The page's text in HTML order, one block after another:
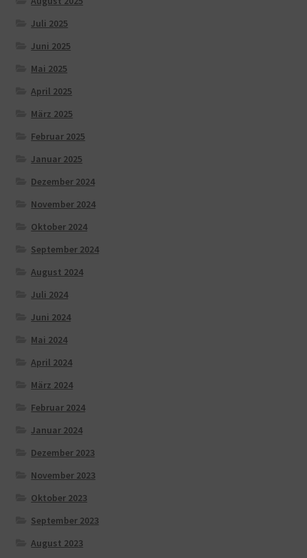
Juli 2025
Juni 2025
Mai 2025
April 2025
März 2025
Februar 2025
Januar 2025
Dezember 2024
November 2024
Oktober 2024
September 2024
August 2024
Juli 2024
Juni 2024
Mai 2024
April 2024
März 2024
Februar 2024
Januar 2024
Dezember 2023
November 2023
Oktober 2023
September 2023
August 2023